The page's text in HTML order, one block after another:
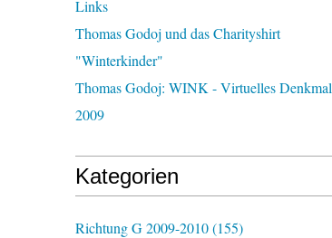
Links
Thomas Godoj und das Charityshirt
"Winterkinder"
Thomas Godoj: WINK - Virtuelles Denkmal
2009
Kategorien
Richtung G 2009-2010(155)